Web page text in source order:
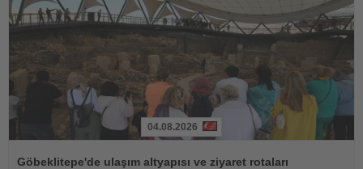
Oku
04.08.2026
Göbeklitepe'de ulaşım altyapısı ve ziyaret rotaları